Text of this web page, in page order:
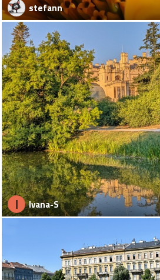
stefann
I Ivana-S